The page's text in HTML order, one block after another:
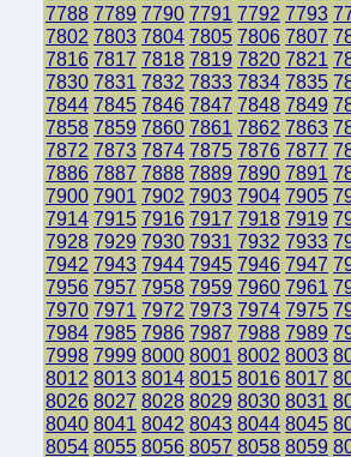
7788 7789 7790 7791 7792 7793
7802 7803 7804 7805 7806 7807
7816 7817 7818 7819 7820 7821
7830 7831 7832 7833 7834 7835
7844 7845 7846 7847 7848 7849
7858 7859 7860 7861 7862 7863
7872 7873 7874 7875 7876 7877
7886 7887 7888 7889 7890 7891
7900 7901 7902 7903 7904 7905
7914 7915 7916 7917 7918 7919
7928 7929 7930 7931 7932 7933
7942 7943 7944 7945 7946 7947
7956 7957 7958 7959 7960 7961
7970 7971 7972 7973 7974 7975
7984 7985 7986 7987 7988 7989
7998 7999 8000 8001 8002 8003
8012 8013 8014 8015 8016 8017
8026 8027 8028 8029 8030 8031
8040 8041 8042 8043 8044 8045
8054 8055 8056 8057 8058 8059